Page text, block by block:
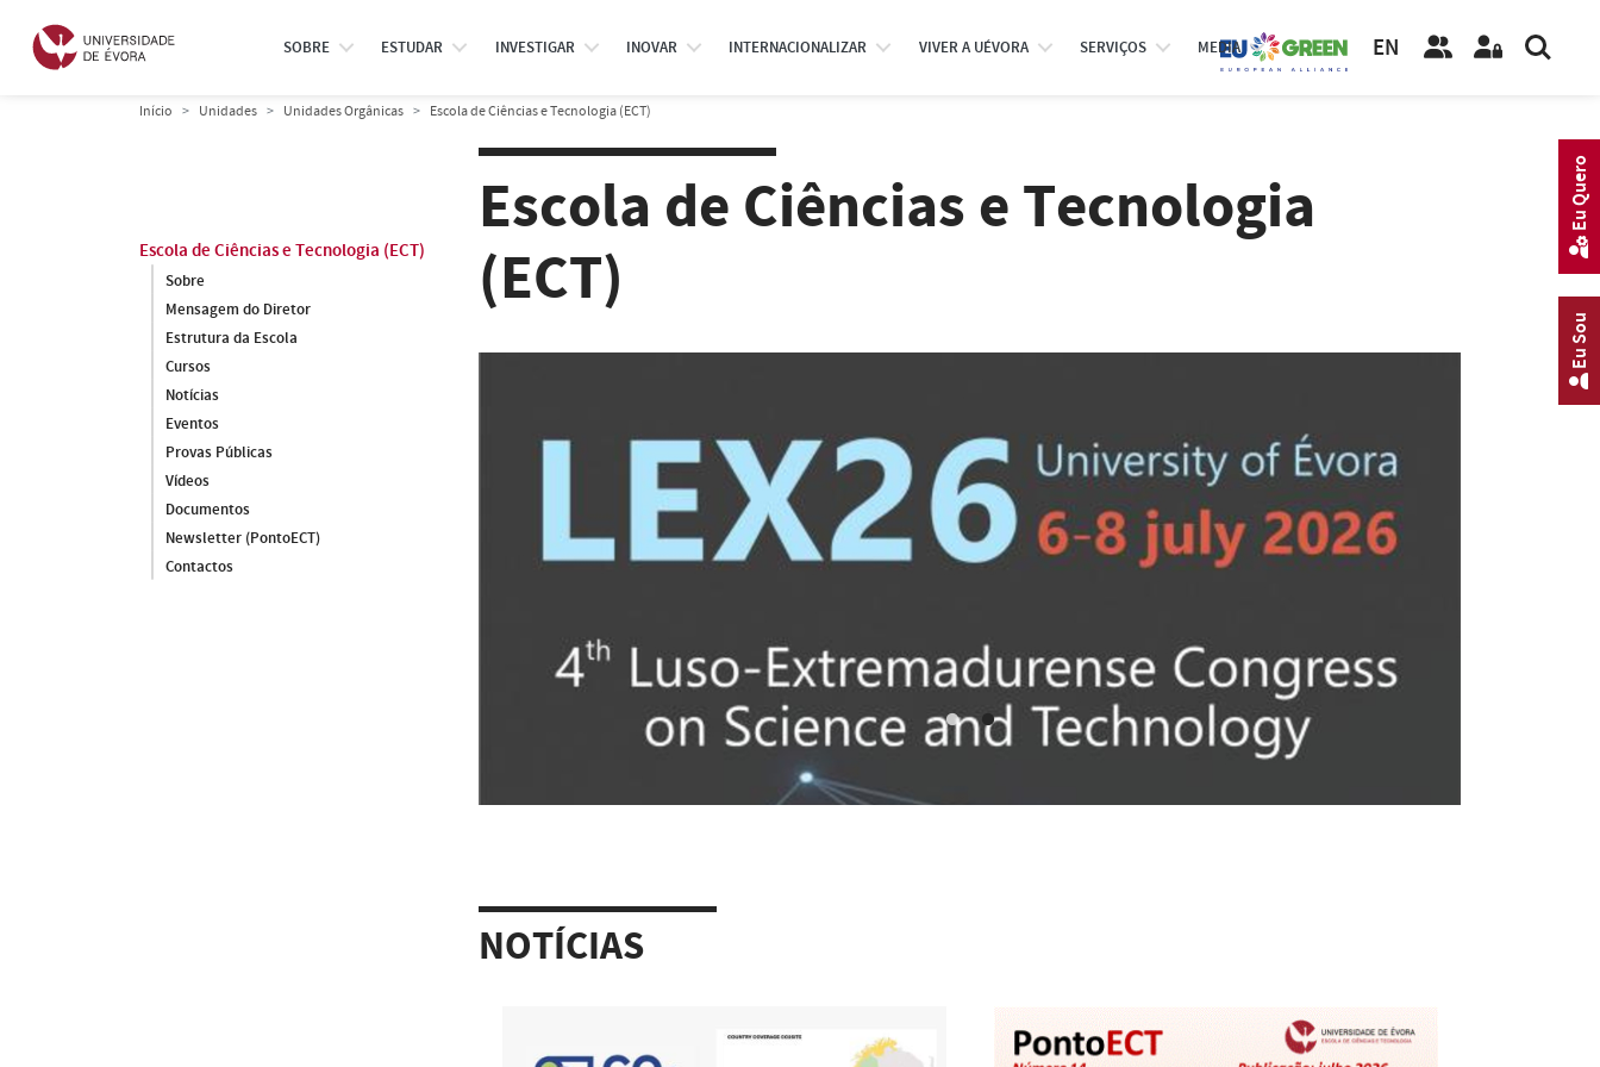
SOBRE ESTUDAR INVESTIGAR INOVAR INTERNACIONALIZAR VIVER A UÉVORA SERVIÇOS MEDIA EN
Início Unidades Unidades Orgânicas Escola de Ciências e Tecnologia (ECT)
Escola de Ciências e Tecnologia (ECT)
Sobre
Mensagem do Diretor
Estrutura da Escola
Cursos
Notícias
Eventos
Provas Públicas
Vídeos
Documentos
Newsletter (PontoECT)
Contactos
Escola de Ciências e Tecnologia
(ECT)
NOTÍCIAS
Eu Sou
Eu Quero